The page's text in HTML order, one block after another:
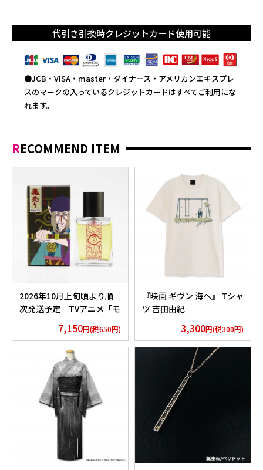
代引き引換時クレジットカード使用可能
●JCB・VISA・master・ダイナース・アメリカンエキスプレ
スのマークの入っているクレジットカードはすべてご利用にな
れます。
RECOMMEND ITEM
2026年10月上旬頃より順
次発送予定 TVアニメ「モ
7,150円(税650円)
『映画 ギヴン 海へ』 Tシャ
ツ 吉田由紀
3,300円(税300円)